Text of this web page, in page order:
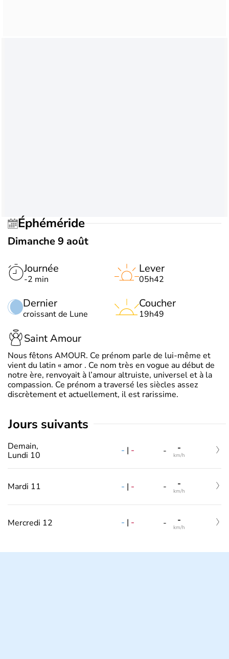
Éphéméride
Dimanche 9 août
Journée
-2 min
Dernier
croissant de Lune
Lever
05h42
Coucher
19h49
Saint Amour
Nous fêtons AMOUR. Ce prénom parle de lui-même et
vient du latin « amor . Ce nom très en vogue au début de
notre ère, renvoyait à l’amour altruiste, universel et à la
compassion. Ce prénom a traversé les siècles assez
discrètement et actuellement, il est rarissime.
jours suivants
Demain,
Lundi 10
- | - - -
km/h
Mardi 11 - | - - -
km/h
Mercredi 12 - | - - -
km/h